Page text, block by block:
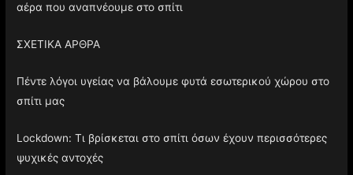
αέρα που αναπνέουμε στο σπίτι
ΣΧΕΤΙΚΑ ΑΡΘΡΑ
Πέντε λόγοι υγείας να βάλουμε φυτά εσωτερικού χώρου στο
σπίτι μας
Lockdown: Τι βρίσκεται στο σπίτι όσων έχουν περισσότερες
ψυχικές αντοχές